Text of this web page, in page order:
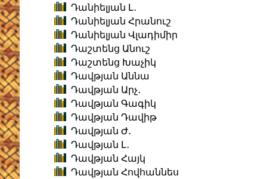
Դանիելյան Լ․
Դանիելյան Հրանուշ
Դանիելյան Վլադիմիր
Դաշտենց Անուշ
Դաշտենց Խաչիկ
Դավթյան Աննա
Դավթյան Արչ․
Դավթյան Գագիկ
Դավթյան Դավիթ
Դավթյան Ժ․
Դավթյան Լ․
Դավթյան Հայկ
Դավթյան Հովհաննես